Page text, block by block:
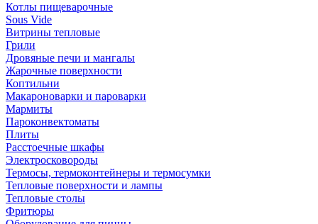
Котлы пищеварочные
Sous Vide
Витрины тепловые
Грили
Дровяные печи и мангалы
Жарочные поверхности
Коптильни
Макароноварки и пароварки
Мармиты
Пароконвектоматы
Плиты
Расстоечные шкафы
Электросковороды
Термосы, термоконтейнеры и термосумки
Тепловые поверхности и лампы
Тепловые столы
Фритюры